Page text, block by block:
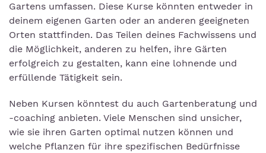
Gartens umfassen. Diese Kurse könnten entweder in
deinem eigenen Garten oder an anderen geeigneten
Orten stattfinden. Das Teilen deines Fachwissens und
die Möglichkeit, anderen zu helfen, ihre Gärten
erfolgreich zu gestalten, kann eine lohnende und
erfüllende Tätigkeit sein.
Neben Kursen könntest du auch Gartenberatung und
-coaching anbieten. Viele Menschen sind unsicher,
wie sie ihren Garten optimal nutzen können und
welche Pflanzen für ihre spezifischen Bedürfnisse